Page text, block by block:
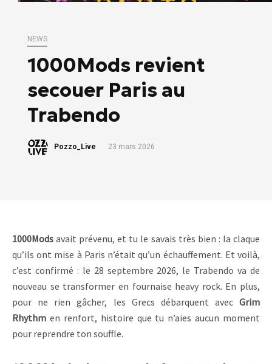
NEWS
1000Mods revient
secouer Paris au
Trabendo
Pozzo_Live 23 mars 2026
1000Mods avait prévenu, et tu le savais très bien : la claque
qu’ils ont mise à Paris n’était qu’un échauffement. Et voilà,
c’est confirmé : le 28 septembre 2026, le Trabendo va de
nouveau se transformer en fournaise heavy rock. En plus,
pour ne rien gâcher, les Grecs débarquent avec Grim
Rhythm en renfort, histoire que tu n’aies aucun moment
pour reprendre ton souffle.